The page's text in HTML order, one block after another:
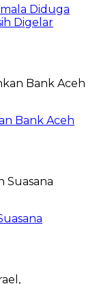
Diduga
Digelar
Bank Aceh